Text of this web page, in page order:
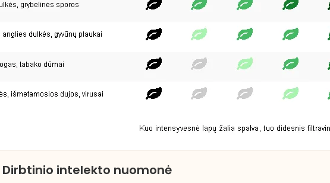
Dirbtinio intelekto nuomonė